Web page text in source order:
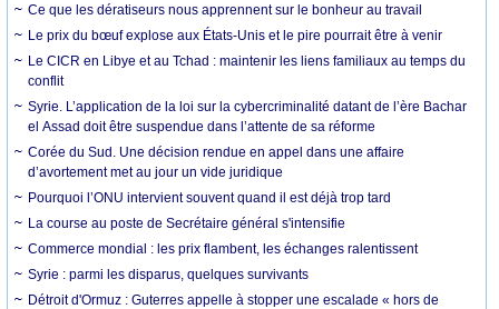
Ce que les dératiseurs nous apprennent sur le bonheur au travail
Le prix du bœuf explose aux États-Unis et le pire pourrait être à venir
Le CICR en Libye et au Tchad : maintenir les liens familiaux au temps du
conflit
Syrie. L’application de la loi sur la cybercriminalité datant de l’ère Bachar
el Assad doit être suspendue dans l’attente de sa réforme
Corée du Sud. Une décision rendue en appel dans une affaire
d’avortement met au jour un vide juridique
Pourquoi l’ONU intervient souvent quand il est déjà trop tard
La course au poste de Secrétaire général s'intensifie
Commerce mondial : les prix flambent, les échanges ralentissent
Syrie : parmi les disparus, quelques survivants
Détroit d'Ormuz : Guterres appelle à stopper une escalade « hors de